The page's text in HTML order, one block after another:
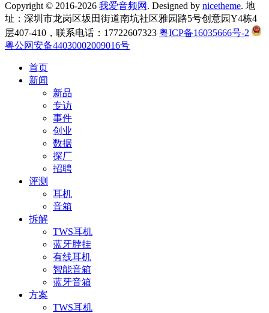
Copyright © 2016-2026 我爱音频网 . Designed by nicetheme. 地
址：深圳市龙岗区坂田街道南坑社区雅园路5号创意园Y4栋4
层407-410，联系电话：17722607323 粤ICP备16035666号-2
粤公网安备44030002009016号
首页
新闻
新品
专访
事件
创业
数据
探厂
招聘
评测
耳机
音箱
拆解
TWS耳机
蓝牙脖挂
有线耳机
智能音箱
蓝牙音箱
方案
TWS耳机